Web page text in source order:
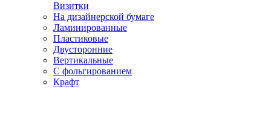
Визитки
На дизайнерской бумаге
Ламинированные
Пластиковые
Двусторонние
Вертикальные
С фольгированием
Крафт